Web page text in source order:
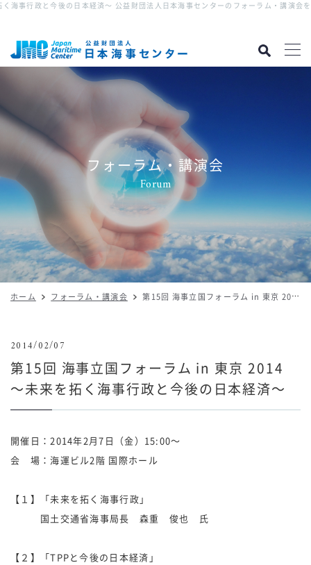
行政と今後の日本経済～ 公益財団法人日本海事センターのフォーラム・講演会を
フォーラム・講演会
Forum
ホーム フォーラム・講演会 第15回 海事立国フォーラム in 東京 2014 ～未来を拓く海事行政と今後の日本経済～
2014/02/07
第15回 海事立国フォーラム in 東京 2014
～未来を拓く海事行政と今後の日本経済～
開催日：2014年2月7日（金）15:00～
会 場：海運ビル2階 国際ホール
【１】「未来を拓く海事行政」
国土交通省海事局長 森重 俊也 氏
【２】「TPPと今後の日本経済」